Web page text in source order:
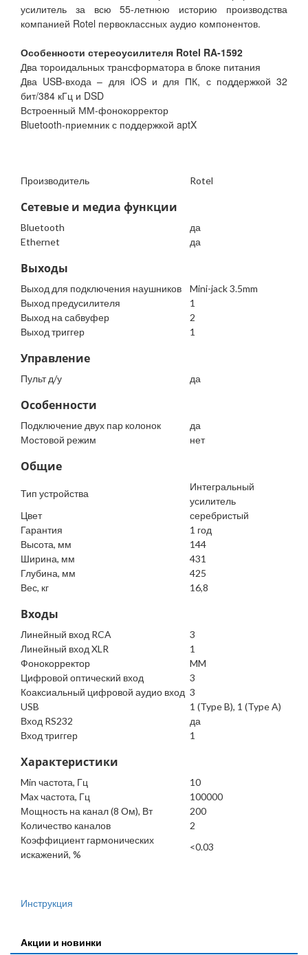
усилитель за всю 55-летнюю историю производства
компанией Rotel первоклассных аудио компонентов.
Особенности стереоусилителя Rotel RA-1592
Два тороидальных трансформатора в блоке питания
Два USB-входа – для iOS и для ПК, с поддержкой 32
бит/384 кГц и DSD
Встроенный ММ-фонокорректор
Bluetooth-приемник с поддержкой aptX
Производитель Rotel
Сетевые и медиа функции
Bluetooth
да
Ethernet
да
Выходы
Выход для подключения наушников
Mini-jack 3.5mm
Выход предусилителя
1
Выход на сабвуфер
2
Выход триггер
1
Управление
Пульт д/у да
Особенности
Подключение двух пар колонок
да
Мостовой режим
нет
Общие
Тип устройства
Интегральный
усилитель
Цвет
серебристый
Гарантия
1 год
Высота, мм
144
Ширина, мм
431
Глубина, мм
425
Вес, кг
16,8
Входы
Линейный вход RCA
3
Линейный вход XLR
1
Фонокорректор
MM
Цифровой оптический вход
3
Коаксиальный цифровой аудио вход 3
USB
1 (Type B), 1 (Type A)
Вход RS232
да
Вход триггер
1
Характеристики
Min частота, Гц
10
Max частота, Гц
100000
Мощность на канал (8 Ом), Вт
200
Количество каналов
2
Коэффициент гармонических
искажений, %
<0.03
Инструкция
Акции и новинки